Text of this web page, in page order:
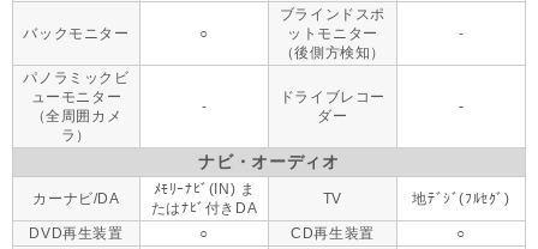
バックモニター ○
ブラインドスポ
ットモニター
（後側方検知）
-
パノラミックビ
ューモニター
（全周囲カメ
ラ）
-
ドライブレコー
ダー
-
ナビ・オーディオ
カーナビ/DA
ﾒﾓﾘｰﾅﾋﾞ(IN) ま
たはﾅﾋﾞ付きDA
TV 地ﾃﾞｼﾞ(ﾌﾙｾｸﾞ)
DVD再生装置 ○ CD再生装置 ○